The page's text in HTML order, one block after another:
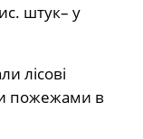
штук– у
лісові
пожежами в